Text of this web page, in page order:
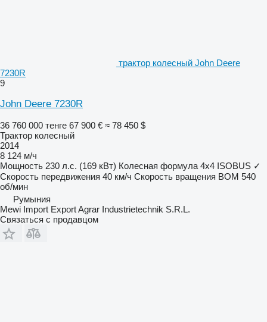
трактор колесный John Deere
7230R
9
John Deere 7230R
36 760 000 тенге 67 900 € ≈ 78 450 $
Трактор колесный
2014
8 124 м/ч
Мощность 230 л.с. (169 кВт) Колесная формула 4x4 ISOBUS ✓
Скорость передвижения 40 км/ч Скорость вращения ВОМ 540
об/мин
Румыния
Mewi Import Export Agrar Industrietechnik S.R.L.
Связаться с продавцом